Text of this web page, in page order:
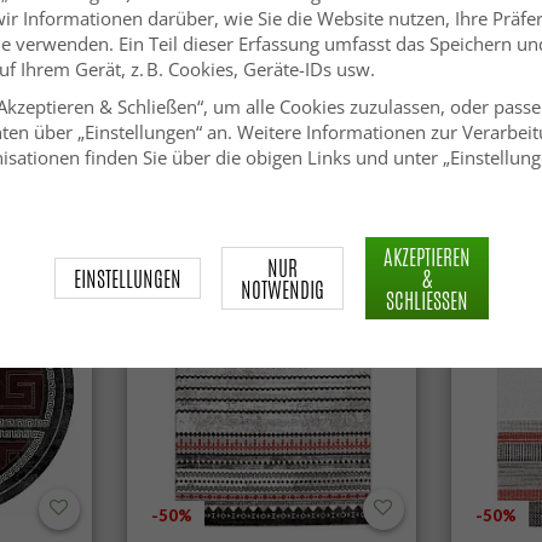
dem Kamin auf einem kuscheligen Hochflor Teppich Rot
auf gute Verarbeitung und Qualität.
-50% -50%
Informationen darüber, wie Sie die Website nutzen, Ihre
verwenden. Ein Teil dieser Erfassung umfasst das Speichern
Ihrem Gerät, z. B. Cookies, Geräte-IDs usw.
& Schließen“, um alle Cookies zuzulassen, oder
über „Einstellungen“ an. Weitere Informationen zur
finden Sie über die obigen Links und unter
EINSTELLUNGEN NUR
NOTWENDIG
AKZEPTIEREN
&
SCHLIESSEN